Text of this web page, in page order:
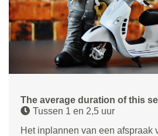
The average duration of this
Tussen 1 en 2,5 uur
Het inplannen van een afspraak